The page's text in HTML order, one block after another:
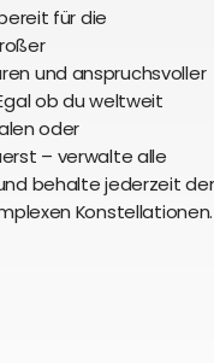
für die
und anspruchsvoller
ob du weltweit
oder
– verwalte alle
behalte jederzeit
Konstellationen.